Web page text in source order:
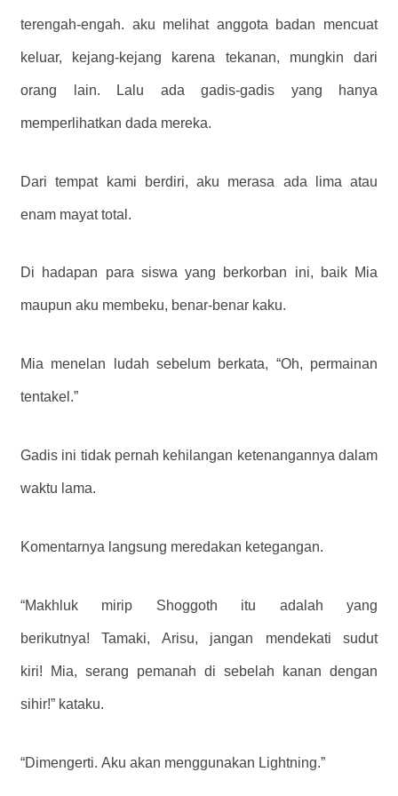
terengah-engah. aku melihat anggota badan mencuat
keluar, kejang-kejang karena tekanan, mungkin dari
orang lain. Lalu ada gadis-gadis yang hanya
memperlihatkan dada mereka.
Dari tempat kami berdiri, aku merasa ada lima atau
enam mayat total.
Di hadapan para siswa yang berkorban ini, baik Mia
maupun aku membeku, benar-benar kaku.
Mia menelan ludah sebelum berkata, “Oh, permainan
tentakel.”
Gadis ini tidak pernah kehilangan ketenangannya dalam
waktu lama.
Komentarnya langsung meredakan ketegangan.
“Makhluk mirip Shoggoth itu adalah yang
berikutnya! Tamaki, Arisu, jangan mendekati sudut
kiri! Mia, serang pemanah di sebelah kanan dengan
sihir!” kataku.
“Dimengerti. Aku akan menggunakan Lightning.”